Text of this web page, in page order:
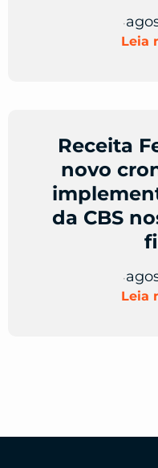
•
Leia
Receita
novo
da CBS
•
Leia